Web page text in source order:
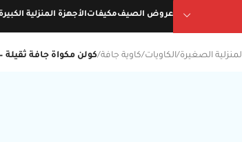
عروض الصيفمكيفاتالأجهزة المنزلية الكبيرة
الصغيرة/الكاويات/كاوية جافة/كولن مكواة جافة ثقيلة –